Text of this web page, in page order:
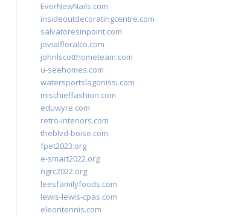
EverNewNails.com
insideoutdecoratingcentre.com
salvatoresinpoint.com
jovialfloralco.com
johnlscotthometeam.com
u-seehomes.com
watersportslagonissi.com
mischieffashion.com
eduwyre.com
retro-interiors.com
theblvd-boise.com
fpet2023.org
e-smart2022.org
ngrc2022.org
leesfamilyfoods.com
lewis-lewis-cpas.com
eleontennis.com